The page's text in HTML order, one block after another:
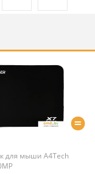
для мыши A4Tech
=